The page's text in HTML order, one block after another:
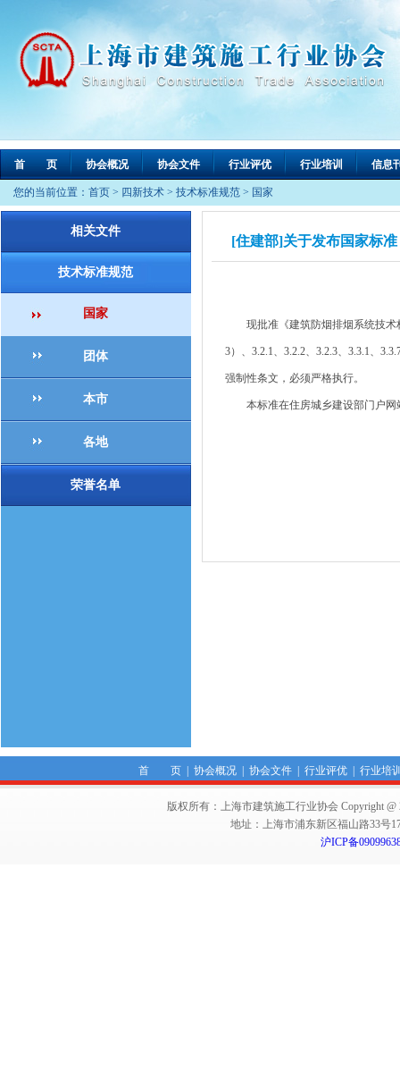
首 页 协会概况 协会文件 行业评优 行业培训 信息
您的当前位置： 首页 > 四新技术 > 技术标准规范 > 国家
相关文件
技术标准规范
国家
团体
本市
各地
荣誉名单
[住建部]关于发布国家标
现批准《建筑防烟排烟系统技术标
3）、3.2.1、3.2.2、3.2.3、3.3.1、
强制性条文，必须严格执行。
本标准在住房城乡建设部门户网站
首 页| 协会概况| 协会文件| 行业评优| 行业培
版权所有：上海市建筑施工行业协会 Copyright @
地址：上海市浦东新区福山路33号
沪ICP备